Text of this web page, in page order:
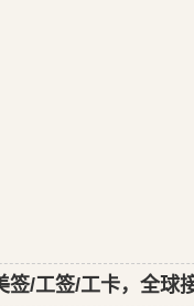
签/工签/工卡，全球